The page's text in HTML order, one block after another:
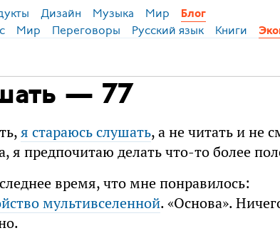
Дизайн Музыка Мир
Блог
Мир Переговоры Русский язык Книги
— 77
я стараюсь слушать, а не читать и не
я предпочитаю делать что-то более
время, что мне понравилось:
мультивселенной. «Основа».